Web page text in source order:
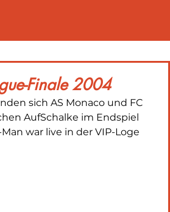
Finale 2004
sich AS Monaco und FC
AufSchalke im Endspiel
war live in der VIP-Loge